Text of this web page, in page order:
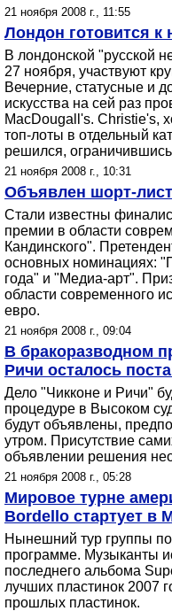
21 ноября 2008 г., 11:55
Лондон готовится к
В лондонской "русской
27 ноября, участвуют
Вечерние, статусные и
искусства на сей раз
MacDougall's. Christie's,
топ-лоты в отдельный
решился,
21 ноября 2008 г., 10:31
Объявлен шорт-
Стали известны
премии в области
Кандинского".
основных номинациях:
года" и "Медиа-арт".
области современного
евро.
21 ноября 2008 г., 09:04
В бракоразводном
Ричи осталось
Дело "Чикконе и Ричи"
процедуре в Высоком
будут объявлены,
утром. Присутствие
объявлении решения
21 ноября 2008 г., 05:28
Мировое турне
Bordello стартует в
Нынешний тур группы
программе. Музыканты
последнего альбома
лучших пластинок 2007
прошлых пластинок.